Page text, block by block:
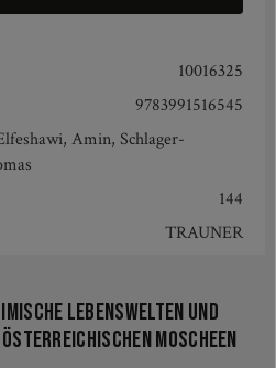
10016325
9783991516545
Amin, Schlager-
144
TRAUNER
Lebenswelten und
Moscheen